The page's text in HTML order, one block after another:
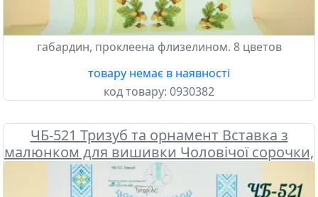
габардин, проклеена флизелином. 8 цветов
товару немає в наявності
код товару: 0930382
ЧБ-521 Тризуб та орнамент Вставка з
малюнком для вишивки Чоловічої сорочки,
Бісерок